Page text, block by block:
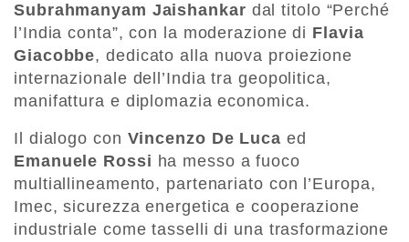
Subrahmanyam Jaishankar dal titolo “Perché
l’India conta”, con la moderazione di Flavia
Giacobbe, dedicato alla nuova proiezione
internazionale dell’India tra geopolitica,
manifattura e diplomazia economica.
Il dialogo con Vincenzo De Luca ed
Emanuele Rossi ha messo a fuoco
multiallineamento, partenariato con l’Europa,
Imec, sicurezza energetica e cooperazione
industriale come tasselli di una trasformazione